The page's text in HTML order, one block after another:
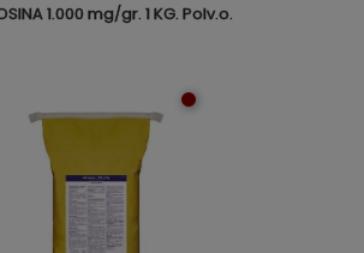
1.000 mg/gr. 1 KG. Polv.o.